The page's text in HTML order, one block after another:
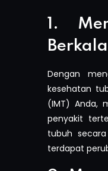
1.
Berkala
Dengan
kesehatan
(IMT) Anda,
penyakit
tubuh
terdapat